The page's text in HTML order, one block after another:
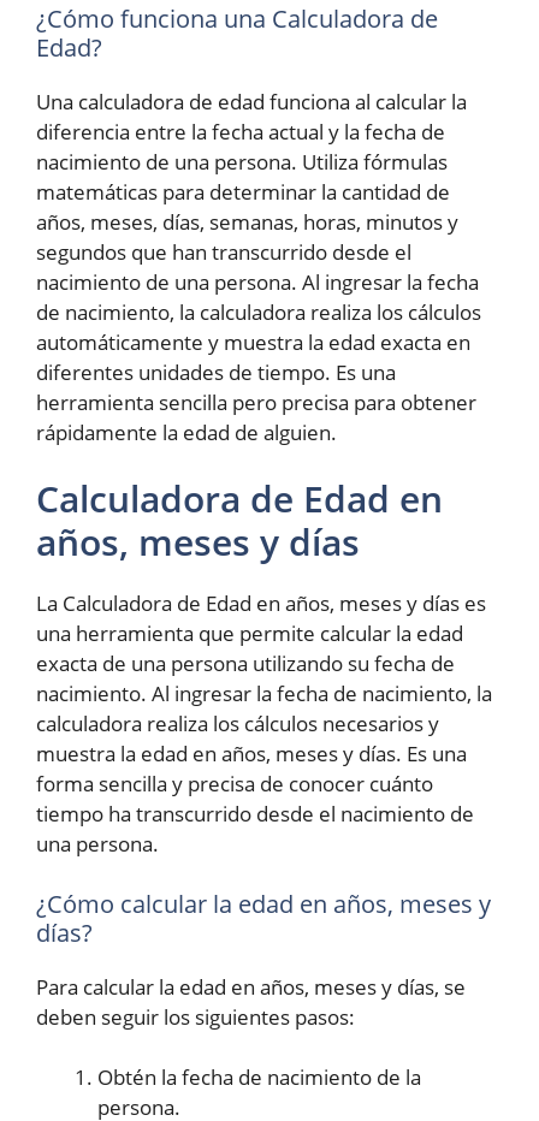
¿Cómo funciona una Calculadora de
Edad?
Una calculadora de edad funciona al calcular la
diferencia entre la fecha actual y la fecha de
nacimiento de una persona. Utiliza fórmulas
matemáticas para determinar la cantidad de
años, meses, días, semanas, horas, minutos y
segundos que han transcurrido desde el
nacimiento de una persona. Al ingresar la fecha
de nacimiento, la calculadora realiza los cálculos
automáticamente y muestra la edad exacta en
diferentes unidades de tiempo. Es una
herramienta sencilla pero precisa para obtener
rápidamente la edad de alguien.
Calculadora de Edad en
años, meses y días
La Calculadora de Edad en años, meses y días es
una herramienta que permite calcular la edad
exacta de una persona utilizando su fecha de
nacimiento. Al ingresar la fecha de nacimiento, la
calculadora realiza los cálculos necesarios y
muestra la edad en años, meses y días. Es una
forma sencilla y precisa de conocer cuánto
tiempo ha transcurrido desde el nacimiento de
una persona.
¿Cómo calcular la edad en años, meses y
días?
Para calcular la edad en años, meses y días, se
deben seguir los siguientes pasos:
Obtén la fecha de nacimiento de la
persona.